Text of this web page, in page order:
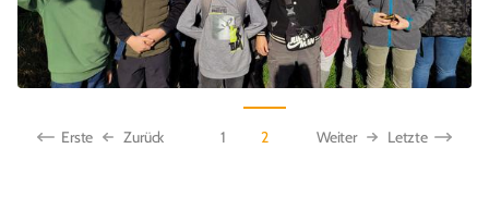
Erste Zurück 1 2 Weiter Letzte